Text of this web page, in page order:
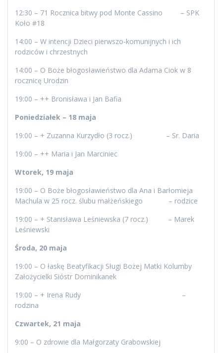
12:30 – 71 Rocznica bitwy pod Monte Cassino – SPK
Koło #18
14:00 – W intencji Dzieci pierwszo-komunijnych i ich
rodziców i chrzestnych
14:00 – O Boże błogosławieństwo dla Adama Ciok w 8
rocznicę Urodzin
19:00 – ++ Bronisława i Jan Bafia
Poniedziałek – 18 maja
19:00 – + Zuzanna Kurzydło (3 rocz.) – Sr. Daria
19:00 – ++ Maria i Jan Marciniec
Wtorek, 19 maja
19:00 – O Boże błogosławieństwo dla Ana i Barłomieja
Machula w 25 rocz. ślubu małżeńskiego – rodzice
19:00 – + Stanisława Leśniewska (7 rocz.) – Marek
Leśniewski
Środa, 20 maja
19:00 – O łaskę Beatyfikacji Sługi Bożej Matki Kolumby
Założycielki Sióstr Dominikanek
19:00 – + Irena Rudy –
rodzina
Czwartek, 21 maja
9:00 – O zdrowie dla Małgorzaty Grabowskiej